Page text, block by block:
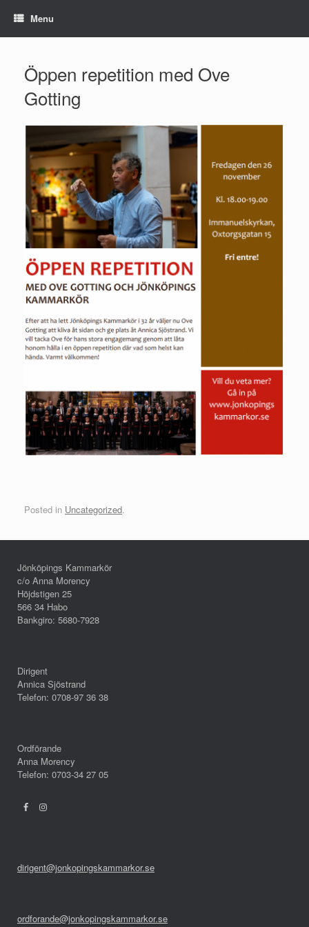
Menu
Öppen repetition med Ove
Gotting
Posted in Uncategorized.
Jönköpings Kammarkör
c/o Anna Morency
Höjdstigen 25
566 34 Habo
Bankgiro: 5680-7928
Dirigent
Annica Sjöstrand
Telefon: 0708-97 36 38
Ordförande
Anna Morency
Telefon: 0703-34 27 05
dirigent@jonkopingskammarkor.se
ordforande@jonkopingskammarkor.se